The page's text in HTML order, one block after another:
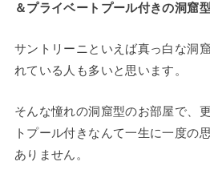
＆プライベートプール付きの洞窟
サントリーニといえば真っ白な洞
れている人も多いと思います。
そんな憧れの洞窟型のお部屋で、
トプール付きなんて一生に一度の
ありません。